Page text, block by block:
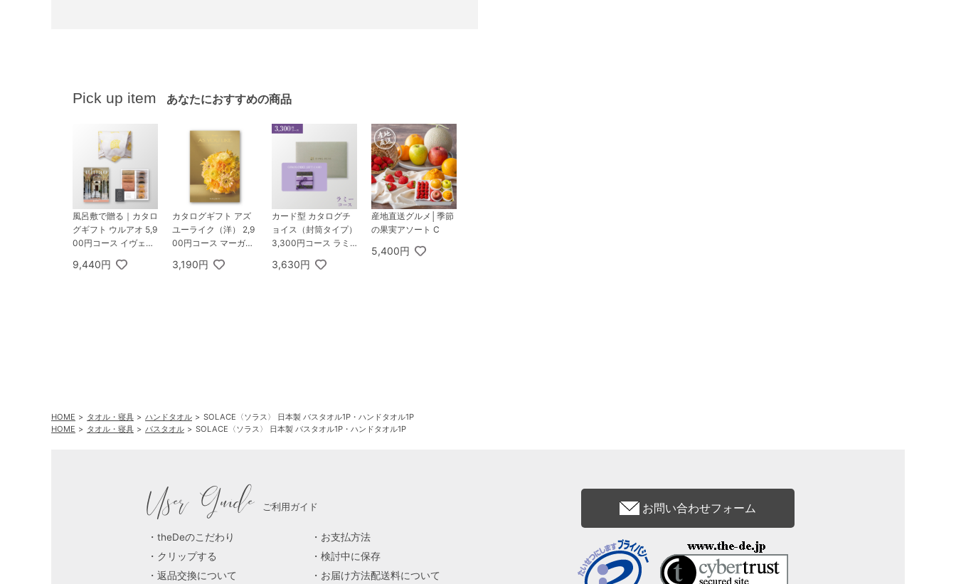
Pick up item あなたにおすすめの商品
風呂敷で贈る｜カタロ
グギフト ウルアオ 5,9
00円コース イヴェッ
ル Speciality Coffee
9,440円
カタログギフト アズ
ユーライク（洋） 2,9
00円コース マーガレ
3,190円
カード型 カタログチ
ョイス（封筒タイプ）
3,300円コース ラミ
3,630円
産地直送グルメ│季節
の果実アソート C
5,400円
HOME タオル・寝具 ハンドタオル
SOLACE〈ソラス〉 日本製 バスタオル1P・ハンドタオル1P
HOME
タオル・寝具 バスタオル SOLACE〈ソラス〉 日本製 バスタオル1P・ハンドタオル1P
User Guide ご利用ガイド
theDeのこだわり
お支払方法
クリップする
検討中に保存
返品交換について
お届け方法配送料について
お問い合わせフォーム